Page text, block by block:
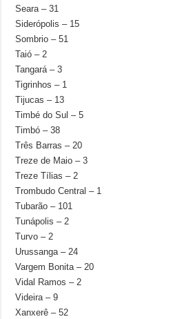
Seara – 31
Siderópolis – 15
Sombrio – 51
Taió – 2
Tangará – 3
Tigrinhos – 1
Tijucas – 13
Timbé do Sul – 5
Timbó – 38
Três Barras – 20
Treze de Maio – 3
Treze Tílias – 2
Trombudo Central – 1
Tubarão – 101
Tunápolis – 2
Turvo – 2
Urussanga – 24
Vargem Bonita – 20
Vidal Ramos – 2
Videira – 9
Xanxerê – 52